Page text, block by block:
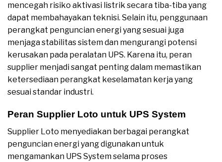
mencegah risiko aktivasi listrik secara tiba-tiba yang
dapat membahayakan teknisi. Selain itu, penggunaan
perangkat penguncian energi yang sesuai juga
menjaga stabilitas sistem dan mengurangi potensi
kerusakan pada peralatan UPS. Karena itu, peran
supplier menjadi sangat penting dalam memastikan
ketersediaan perangkat keselamatan kerja yang
sesuai standar industri.
Peran Supplier Loto untuk UPS System
Supplier Loto menyediakan berbagai perangkat
penguncian energi yang digunakan untuk
mengamankan UPS System selama proses